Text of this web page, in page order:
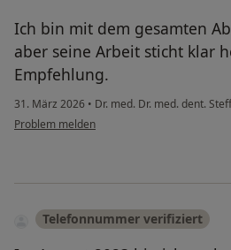
Ich bin mit dem gesamten
aber seine Arbeit sticht klar
Empfehlung.
31. März 2026 • Dr. med. Dr. med. dent.
Problem melden
Telefonnummer verifiziert